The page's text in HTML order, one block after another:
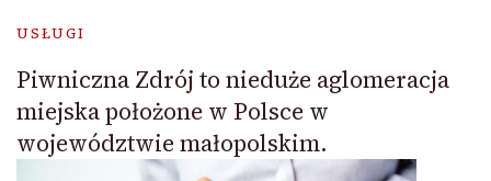
USŁUGI
Piwniczna Zdrój to nieduże aglomeracja
miejska położone w Polsce w
województwie małopolskim.